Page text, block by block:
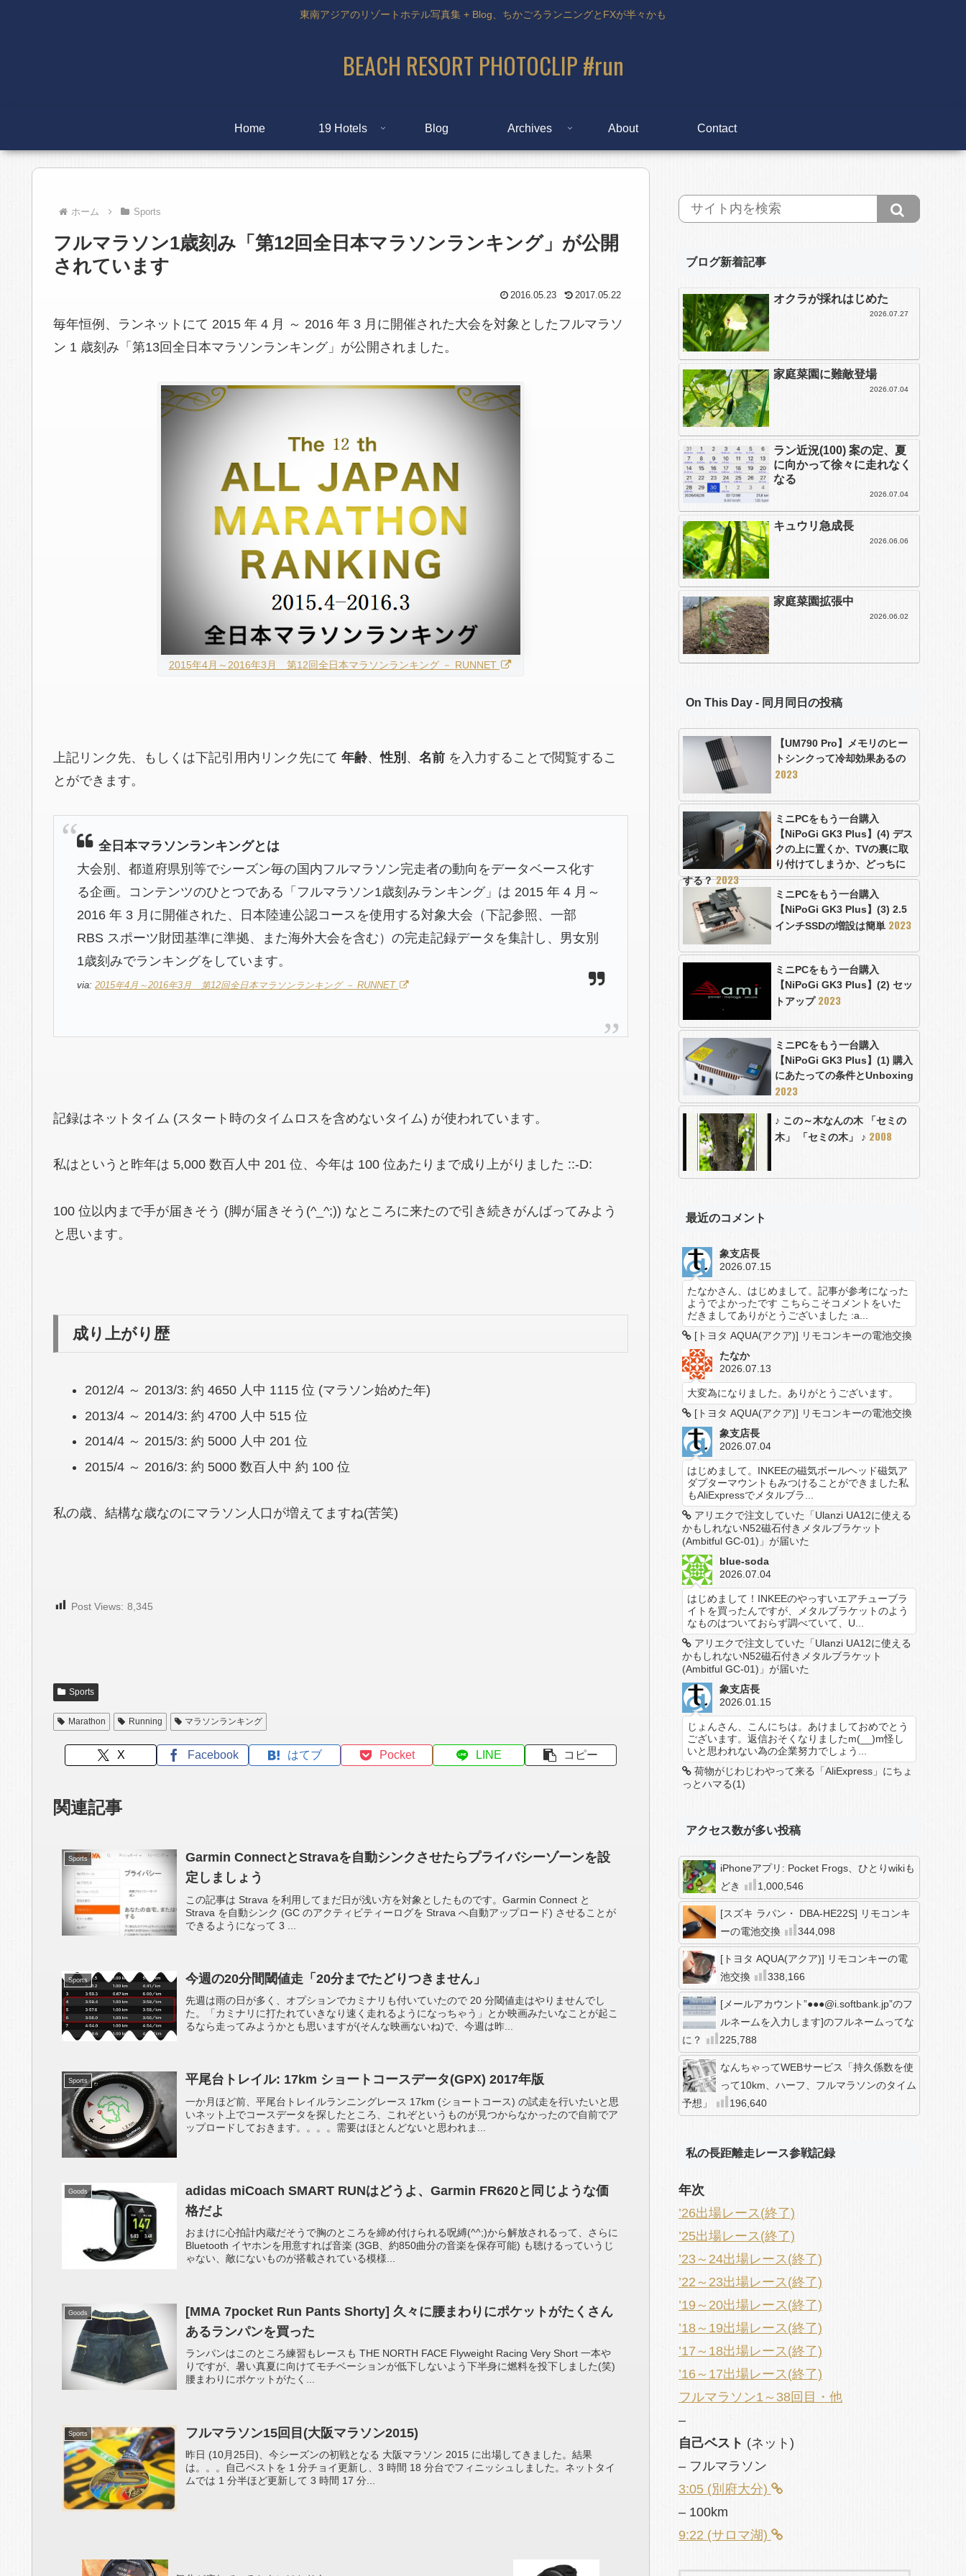
東南アジアのリゾートホテル写真集 + Blog、ちかごろランニングとFXが半々かも
BEACH RESORT PHOTOCLIP #run
Home 19 Hotels Blog Archives About Contact
ホーム Sports
フルマラソン1歳刻み「第12回全日本マラソンランキング」が公開
されています
2016.05.23 2017.05.22
毎年恒例、ランネットにて 2015 年 4 月 ～ 2016 年 3 月に開催された大会を対象としたフルマラソ
ン 1 歳刻み「第13回全日本マラソンランキング」が公開されました。
2015年4月～2016年3月 第12回全日本マラソンランキング － RUNNET
上記リンク先、もしくは下記引用内リンク先にて 年齢、性別 、 名前 を入力することで閲覧するこ
とができます。
全日本マラソンランキングとは
大会別、都道府県別等でシーズン毎の国内フルマラソン完走者の動向をデータベース化す
る企画。コンテンツのひとつである「フルマラソン1歳刻みランキング」は 2015 年 4 月～
2016 年 3 月に開催された、日本陸連公認コースを使用する対象大会（下記参照、一部
RBS スポーツ財団基準に準拠、また海外大会を含む）の完走記録データを集計し、男女別
1歳刻みでランキングをしています。
via:2015年4月～2016年3月 第12回全日本マラソンランキング － RUNNET
記録はネットタイム (スタート時のタイムロスを含めないタイム) が使われています。
私はというと昨年は 5,000 数百人中 201 位、今年は 100 位あたりまで成り上がりました ::-D:
100 位以内まで手が届きそう (脚が届きそう(^_^;)) なところに来たので引き続きがんばってみよう
と思います。
成り上がり歴
2012/4 ～ 2013/3: 約 4650 人中 1115 位 (マラソン始めた年)
2013/4 ～ 2014/3: 約 4700 人中 515 位
2014/4 ～ 2015/3: 約 5000 人中 201 位
2015/4 ～ 2016/3: 約 5000 数百人中 約 100 位
私の歳、結構な歳なのにマラソン人口が増えてますね(苦笑)
Post Views: 8,345
Sports
Marathon Running マラソンランキング
X Facebook はてブ Pocket LINE コピー
関連記事
Sports
Garmin ConnectとStravaを自動シンクさせたらプライバシーゾーンを設
定しましょう
この記事は Strava を利用してまだ日が浅い方を対象としたものです。Garmin Connect と
Strava を自動シンク (GC のアクティビティーログを Strava へ自動アップロード) させることが
できるようになって 3 ...
Sports 今週の20分間閾値走「20分までたどりつきません」
先週は雨の日が多く、オプションでカミナリも付いていたので 20 分閾値走はやりませんでし
た。「カミナリに打たれていきなり速く走れるようになっちゃう」とか映画みたいなことが起こ
るなら走ってみようかとも思いますが(そんな映画ないね)で、今週は昨...
Sports 平尾台トレイル: 17km ショートコースデータ(GPX) 2017年版
一か月ほど前、平尾台トレイルランニングレース 17km (ショートコース) の試走を行いたいと思
いネット上でコースデータを探したところ、これぞというものが見つからなかったので自前でア
ップロードしておきます。。。。需要はほとんどないと思われま...
Goods
adidas miCoach SMART RUNはどうよ、Garmin FR620と同じような価
格だよ
おまけに心拍計内蔵だそうで胸のところを締め付けられる呪縛(^^;)から解放されるって、さらに
Bluetooth イヤホンを用意すれば音楽 (3GB、約850曲分の音楽を保存可能) も聴けるっていうじ
ゃない、敵にないものが搭載されている模様...
Goods
[MMA 7pocket Run Pants Shorty] 久々に腰まわりにポケットがたくさん
あるランパンを買った
ランパンはこのところ練習もレースも THE NORTH FACE Flyweight Racing Very Short 一本や
りですが、暑い真夏に向けてモチベーションが低下しないよう下半身に燃料を投下しました(笑)
腰まわりにポケットがたく...
Sports フルマラソン15回目(大阪マラソン2015)
昨日 (10月25日)、今シーズンの初戦となる 大阪マラソン 2015 に出場してきました。結果
は。。。自己ベストを 1 分チョイ更新し、3 時間 18 分台でフィニッシュしました。ネットタイ
ムでは 1 分半ほど更新して 3 時間 17 分...
ブログ新着記事
オクラが採れはじめた
2026.07.27
家庭菜園に難敵登場
2026.07.04
ラン近況(100) 案の定、夏
に向かって徐々に走れなく
なる
2026.07.04
キュウリ急成長
2026.06.06
家庭菜園拡張中
2026.06.02
On This Day - 同月同日の投稿
【UM790 Pro】メモリのヒー
トシンクって冷却効果あるの
2023
ミニPCをもう一台購入
【NiPoGi GK3 Plus】(4) デス
クの上に置くか、TVの裏に取
り付けてしまうか、どっちに
する？2023
ミニPCをもう一台購入
【NiPoGi GK3 Plus】(3) 2.5
インチSSDの増設は簡単 2023
ミニPCをもう一台購入
【NiPoGi GK3 Plus】(2) セッ
トアップ 2023
ミニPCをもう一台購入
【NiPoGi GK3 Plus】(1) 購入
にあたっての条件とUnboxing
2023
♪ この～木なんの木 「セミの
木」 「セミの木」 ♪ 2008
最近のコメント
象支店長
2026.07.15
たなかさん、はじめまして。記事が参考になった
ようでよかったです こちらこそコメントをいた
だきましてありがとうございました :a...
[トヨタ AQUA(アクア)] リモコンキーの電池交換
たなか
2026.07.13
大変為になりました。ありがとうございます。
[トヨタ AQUA(アクア)] リモコンキーの電池交換
象支店長
2026.07.04
はじめまして。INKEEの磁気ボールヘッド磁気ア
ダプターマウントもみつけることができました私
もAliExpressでメタルブラ...
アリエクで注文していた「Ulanzi UA12に使える
かもしれないN52磁石付きメタルブラケット
(Ambitful GC-01)」が届いた
blue-soda
2026.07.04
はじめまして！INKEEのやっすいエアチューブラ
イトを買ったんですが、メタルブラケットのよう
なものはついておらず調べていて、U...
アリエクで注文していた「Ulanzi UA12に使える
かもしれないN52磁石付きメタルブラケット
(Ambitful GC-01)」が届いた
象支店長
2026.01.15
じょんさん、こんにちは。あけましておめでとう
ございます。返信おそくなりましたm(__)m怪し
いと思われない為の企業努力でしょう...
荷物がじわじわやって来る「AliExpress」にちょ
っとハマる(1)
アクセス数が多い投稿
iPhoneアプリ: Pocket Frogs、ひとりwikiも
どき
1,000,546
[スズキ ラパン・ DBA-HE22S] リモコンキ
ーの電池交換
344,098
[トヨタ AQUA(アクア)] リモコンキーの電
池交換
338,166
[メールアカウント”●●●@i.softbank.jp”のフ
ルネームを入力します]のフルネームってな
に？
225,788
なんちゃってWEBサービス「持久係数を使
って10km、ハーフ、フルマラソンのタイム
予想」
196,640
私の長距離走レース参戦記録
年次
’26出場レース(終了)
’25出場レース(終了)
’23～24出場レース(終了)
’22～23出場レース(終了)
’19～20出場レース(終了)
’18～19出場レース(終了)
’17～18出場レース(終了)
’16～17出場レース(終了)
フルマラソン1～38回目・他
–
自己ベスト (ネット)
– フルマラソン
3:05 (別府大分)
– 100km
9:22 (サロマ湖)